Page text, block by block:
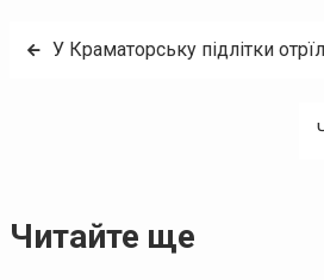
Навігація
У Краматорську підлітки
Читайте ще